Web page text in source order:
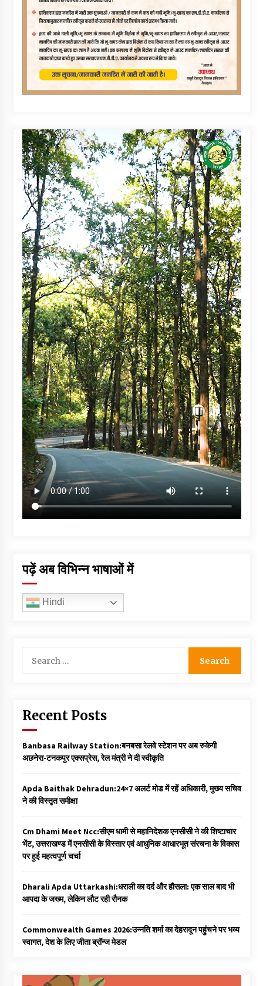
पढ़ें अब विभिन्न भाषाओं में
Hindi
for:
Recent Posts
Banbasa Railway Station:बनबसा रेलवे स्टेशन पर अब रुकेगी
अछनेरा-टनकपुर एक्सप्रेस, रेल मंत्री ने दी स्वीकृति
Apda Baithak Dehradun:24×7 अलर्ट मोड में रहें अधिकारी, मुख्य सचिव
ने की विस्तृत समीक्षा
Cm Dhami Meet Ncc:सीएम धामी से महानिदेशक एनसीसी ने की शिष्टाचार
भेंट, उत्तराखण्ड में एनसीसी के विस्तार एवं आधुनिक आधारभूत संरचना के विकास
पर हुई महत्वपूर्ण चर्चा
Dharali Apda Uttarkashi:धराली का दर्द और हौसला: एक साल बाद भी
आपदा के जख्म, लेकिन लौट रही रौनक
Commonwealth Games 2026:उन्नति शर्मा का देहरादून पहुंचने पर भव्य
स्वागत, देश के लिए जीता ब्रॉन्ज मेडल